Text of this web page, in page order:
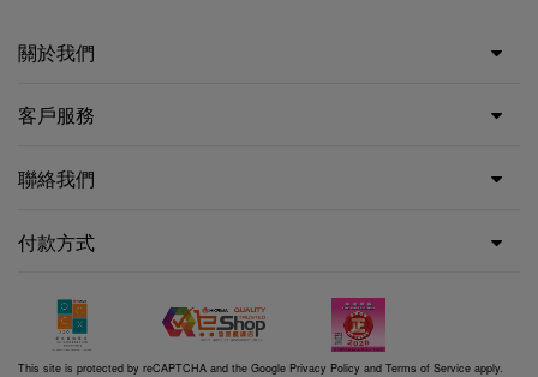
關於我們
客戶服務
聯絡我們
付款方式
This site is protected by reCAPTCHA and the Google Privacy Policy and Terms of Service apply.